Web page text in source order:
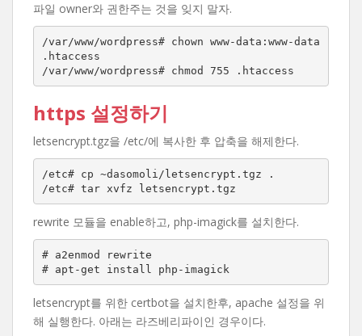
파일 owner와 권한주는 것을 잊지 말자.
/var/www/wordpress# chown www-data:www-data
.htaccess
/var/www/wordpress# chmod 755 .htaccess
https 설정하기
letsencrypt.tgz을 /etc/에 복사한 후 압축을 해제한다.
/etc# cp ~dasomoli/letsencrypt.tgz .
/etc# tar xvfz letsencrypt.tgz
rewrite 모듈을 enable하고, php-imagick를 설치한다.
# a2enmod rewrite
# apt-get install php-imagick
letsencrypt를 위한 certbot을 설치한후, apache 설정을 위
해 실행한다. 아래는 라즈베리파이인 경우이다.